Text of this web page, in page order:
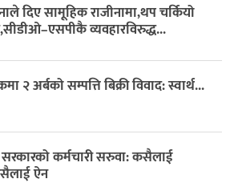
दिए सामूहिक राजीनामा,थप चर्कियो
व्यवहारविरुद्ध...
२ अर्बको सम्पत्ति बिक्री विवाद: स्वार्थ...
कर्मचारी सरुवा: कसैलाई
ऐन